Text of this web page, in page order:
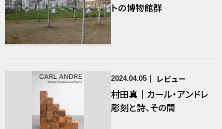
トの博物館群
2024.04.05 レビュー
村田真｜カール・アンドレ
彫刻と詩、その間